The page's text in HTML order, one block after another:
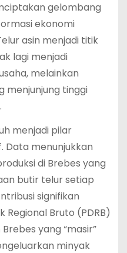
gelombang
ekonomi
asin menjadi titik
lagi menjadi
melainkan
menjunjung tinggi
menjadi pilar
Data menunjukkan
di Brebes yang
butir telur setiap
signifikan
Bruto (PDRB)
yang “masir”
minyak